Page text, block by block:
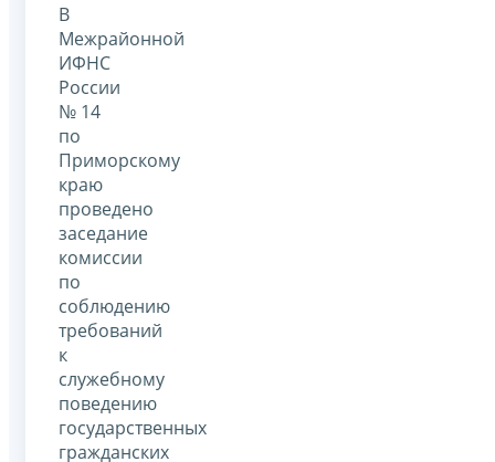
В
Межрайонной
ИФНС
России
№ 14
по
Приморскому
краю
проведено
заседание
комиссии
по
соблюдению
требований
к
служебному
поведению
государственных
гражданских